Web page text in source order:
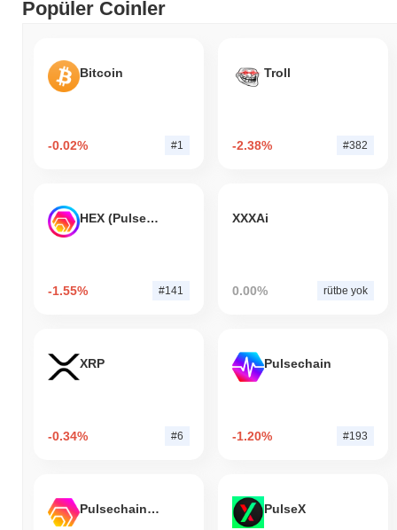
Popüler Coinler
Bitcoin
-0.02% #1
Troll
-2.38% #382
HEX (Pulsechain)
-1.55% #141
XXXAi
0.00% rütbe yok
XRP
-0.34% #6
Pulsechain
-1.20% #193
Pulsechain Bridged HEX (Pulsechain) PulseX